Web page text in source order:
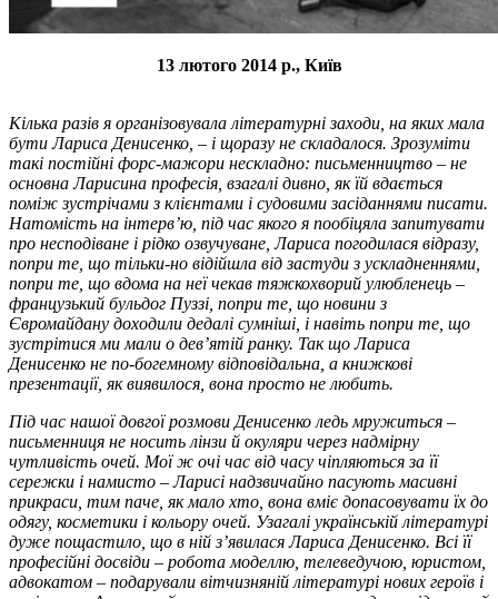
13 лютого 2014 р., Київ
Кілька разів я організовувала літературні заходи, на яких мала
бути Лариса Денисенко, – і щоразу не складалося. Зрозуміти
такі постійні форс-мажори нескладно: письменництво – не
основна Ларисина професія, взагалі дивно, як їй вдається
поміж зустрічами з клієнтами і судовими засіданнями писати.
Натомість на інтерв’ю, під час якого я пообіцяла запитувати
про несподіване і рідко озвучуване, Лариса погодилася відразу,
попри те, що тільки-но відійшла від застуди з ускладненнями,
попри те, що вдома на неї чекав тяжкохворий улюбленець –
французький бульдог Пуззі, попри те, що новини з
Євромайдану доходили дедалі сумніші, і навіть попри те, що
зустрітися ми мали о дев’ятій ранку. Так що Лариса
Денисенко не по-богемному відповідальна, а книжкові
презентації, як виявилося, вона просто не любить.
Під час нашої довгої розмови Денисенко ледь мружиться –
письменниця не носить лінзи й окуляри через надмірну
чутливість очей. Мої ж очі час від часу чіпляються за її
сережки і намисто – Ларисі надзвичайно пасують масивні
прикраси, тим паче, як мало хто, вона вміє допасовувати їх до
одягу, косметики і кольору очей. Узагалі українській літературі
дуже пощастило, що в ній з’явилася Лариса Денисенко. Всі її
професійні досвіди – робота моделлю, телеведучою, юристом,
адвокатом – подарували вітчизняній літературі нових героїв і